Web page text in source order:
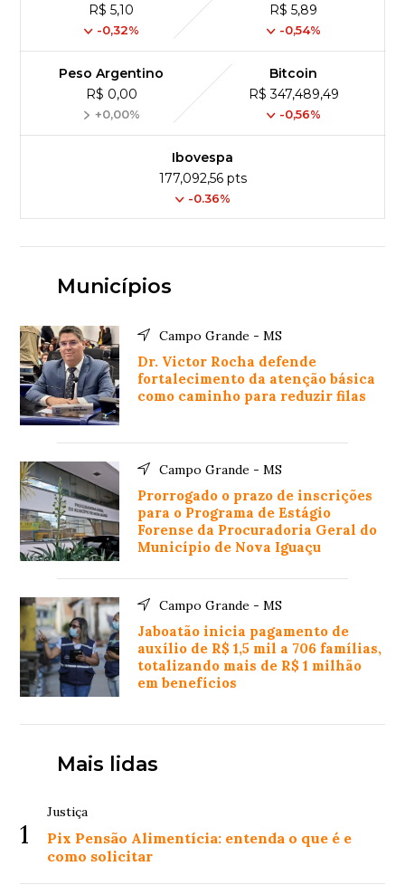
R$ 5,10
-0,32%
R$ 5,89
-0,54%
Peso Argentino
R$ 0,00
+0,00%
Bitcoin
R$ 347,489,49
-0,56%
Ibovespa
177,092,56 pts
-0.36%
Municípios
Campo Grande - MS
Dr. Victor Rocha defende
fortalecimento da atenção básica
como caminho para reduzir filas
Campo Grande - MS
Prorrogado o prazo de inscrições
para o Programa de Estágio
Forense da Procuradoria Geral do
Município de Nova Iguaçu
Campo Grande - MS
Jaboatão inicia pagamento de
auxílio de R$ 1,5 mil a 706 famílias,
totalizando mais de R$ 1 milhão
em benefícios
Mais lidas
1
Justiça
Pix Pensão Alimentícia: entenda o que é e
como solicitar